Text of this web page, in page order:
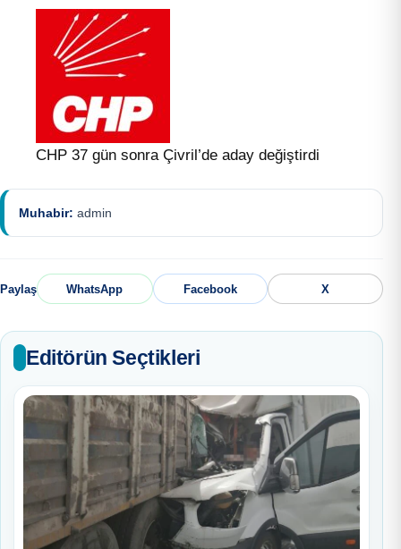
CHP 37 gün sonra Çivril’de aday değiştirdi
Muhabir: admin
Paylaş WhatsApp Facebook X
Editörün Seçtikleri